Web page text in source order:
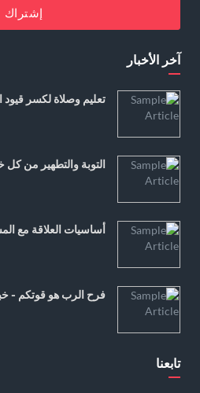
إشتراك
آخر الأخبار
تعليم وصلاة لكسر قيود
التوبة والتطهير من
أساسيات العلاقة مع
فرح الرب هو قوتكم -
تابعنا